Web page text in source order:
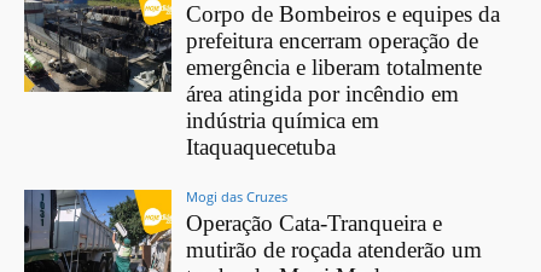
Corpo de Bombeiros e equipes da
prefeitura encerram operação de
emergência e liberam totalmente
área atingida por incêndio em
indústria química em
Itaquaquecetuba
Mogi das Cruzes
Operação Cata-Tranqueira e
mutirão de roçada atenderão um